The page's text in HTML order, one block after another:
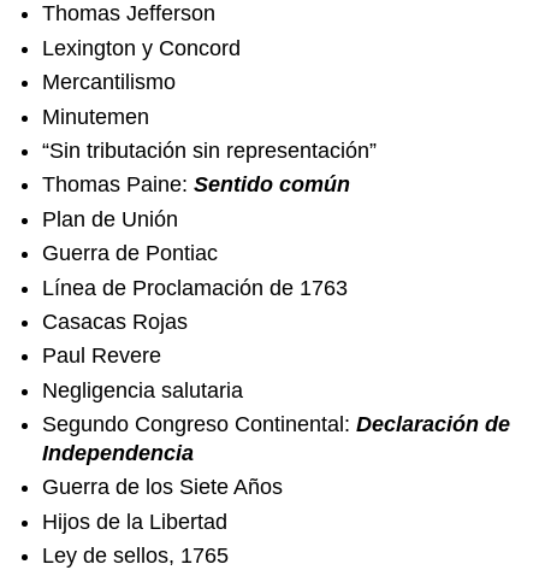
Thomas Jefferson
Lexington y Concord
Mercantilismo
Minutemen
“Sin tributación sin representación”
Thomas Paine:Sentido común
Plan de Unión
Guerra de Pontiac
Línea de Proclamación de 1763
Casacas Rojas
Paul Revere
Negligencia salutaria
Segundo Congreso Continental:Declaración de
Independencia
Guerra de los Siete Años
Hijos de la Libertad
Ley de sellos, 1765